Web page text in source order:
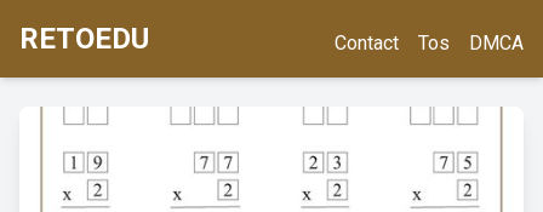
RETOEDU Contact Tos DMCA